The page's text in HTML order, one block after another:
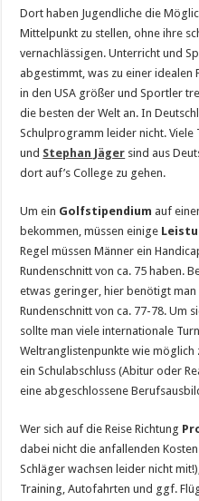
Dort haben Jugendliche die
Mittelpunkt zu stellen, ohne ihre
vernachlässigen. Unterricht und
abgestimmt, was zu einer idealen
in den USA größer und Sportler
die besten der Welt an. In
Schulprogramm leider nicht. Viele
und Stephan Jäger sind aus
dort auf’s College zu gehen.
Um ein Golfstipendium auf
bekommen, müssen einige
Regel müssen Männer ein
Rundenschnitt von ca. 75 haben.
etwas geringer, hier benötigt man
Rundenschnitt von ca. 77-78. Um
sollte man viele internationale
Weltranglistenpunkte wie möglich
ein Schulabschluss (Abitur oder
eine abgeschlossene
Wer sich auf die Reise Richtung
dabei nicht die anfallenden
Schläger wachsen leider nicht
Training, Autofahrten und ggf.